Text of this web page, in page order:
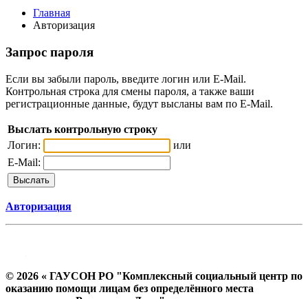
Главная
Авторизация
Запрос пароля
Если вы забыли пароль, введите логин или E-Mail.
Контрольная строка для смены пароля, а также ваши
регистрационные данные, будут высланы вам по E-Mail.
Выслать контрольную строку
Логин:
или
E-Mail:
Авторизация
© 2026 « ГАУСОН РО "Комплексный социальный центр по
оказанию помощи лицам без определённого места